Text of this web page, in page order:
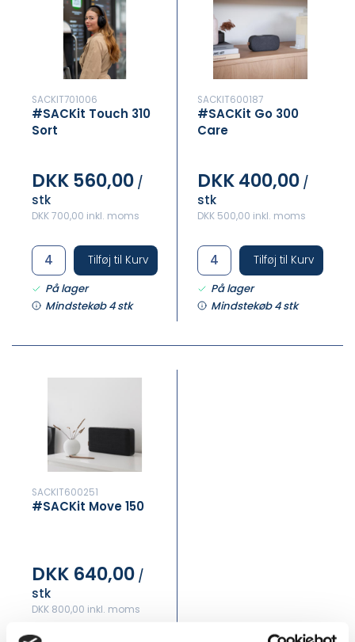
SACKIT701006
#SACKit Touch 310
Sort
DKK 560,00 /
stk
DKK 700,00 inkl. moms
Tilføj til Kurv
På lager
Mindstekøb 4 stk
SACKIT600187
#SACKit Go 300
Care
DKK 400,00 /
stk
DKK 500,00 inkl. moms
Tilføj til Kurv
På lager
Mindstekøb 4 stk
SACKIT600251
#SACKit Move 150
DKK 640,00 /
stk
DKK 800,00 inkl. moms